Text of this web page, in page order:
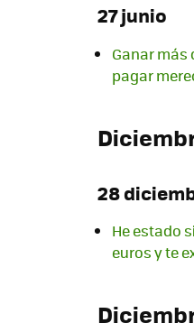
27 junio
Ganar más
pagar
28
He estado
euros y te